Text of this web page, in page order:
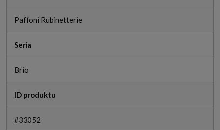
Paffoni Rubinetterie
Seria
Brio
ID produktu
#33052